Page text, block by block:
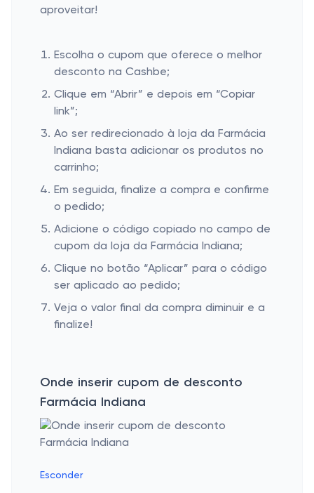
aproveitar!
Escolha o cupom que oferece o melhor
desconto na Cashbe;
Clique em “Abrir” e depois em “Copiar
link”;
Ao ser redirecionado à loja da Farmácia
Indiana basta adicionar os produtos no
carrinho;
Em seguida, finalize a compra e confirme
o pedido;
Adicione o código copiado no campo de
cupom da loja da Farmácia Indiana;
Clique no botão “Aplicar” para o código
ser aplicado ao pedido;
Veja o valor final da compra diminuir e a
finalize!
Onde inserir cupom de desconto
Farmácia Indiana
Esconder